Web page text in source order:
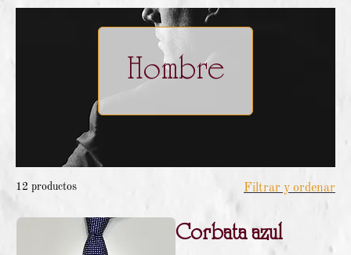
Hombre
12 productos Filtrar y ordenar
Corbata azul